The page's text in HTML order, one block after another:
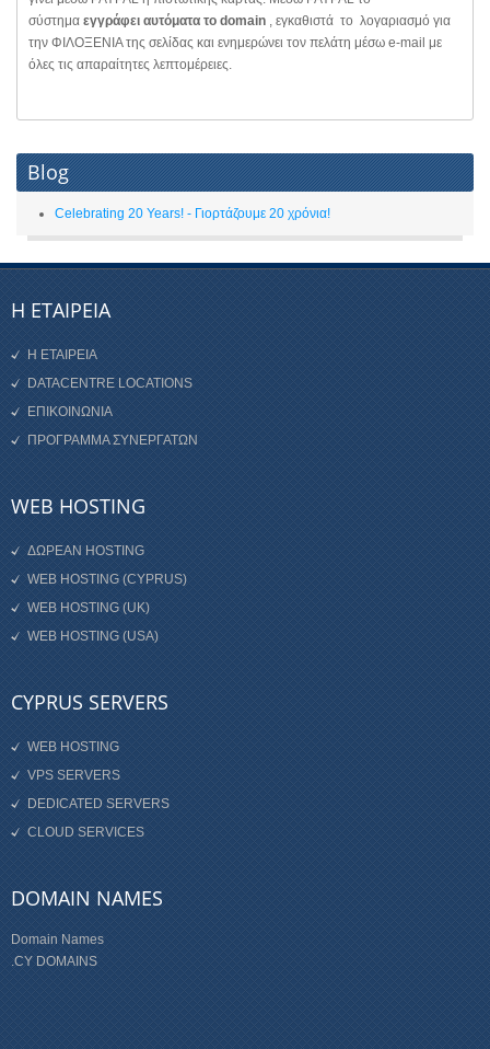
σύστημα εγγράφει αυτόματα το domain , εγκαθιστά το λογαριασμό για
την ΦΙΛΟΞΕΝΙΑ της σελίδας και ενημερώνει τον πελάτη μέσω e-mail με
όλες τις απαραίτητες λεπτομέρειες.
Blog
Celebrating 20 Years! - Γιορτάζουμε 20 χρόνια!
Η ΕΤΑΙΡΕΙΑ
Η ΕΤΑΙΡΕΙΑ
DATACENTRE LOCATIONS
ΕΠΙΚΟΙΝΩΝΙΑ
ΠΡΟΓΡΑΜΜΑ ΣΥΝΕΡΓΑΤΩΝ
WEB HOSTING
ΔΩΡΕΑΝ HOSTING
WEB HOSTING (CYPRUS)
WEB HOSTING (UK)
WEB HOSTING (USA)
CYPRUS SERVERS
WEB HOSTING
VPS SERVERS
DEDICATED SERVERS
CLOUD SERVICES
DOMAIN NAMES
Domain Names
.CY DOMAINS